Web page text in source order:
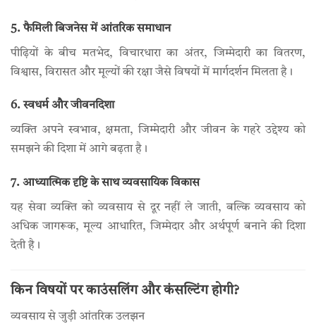
5. फैमिली बिजनेस में आंतरिक समाधान
पीढ़ियों के बीच मतभेद, विचारधारा का अंतर, जिम्मेदारी का वितरण,
विश्वास, विरासत और मूल्यों की रक्षा जैसे विषयों में मार्गदर्शन मिलता है।
6. स्वधर्म और जीवनदिशा
व्यक्ति अपने स्वभाव, क्षमता, जिम्मेदारी और जीवन के गहरे उद्देश्य को
समझने की दिशा में आगे बढ़ता है।
7. आध्यात्मिक दृष्टि के साथ व्यवसायिक विकास
यह सेवा व्यक्ति को व्यवसाय से दूर नहीं ले जाती, बल्कि व्यवसाय को
अधिक जागरूक, मूल्य आधारित, जिम्मेदार और अर्थपूर्ण बनाने की दिशा
देती है।
किन विषयों पर काउंसलिंग और कंसल्टिंग होगी?
व्यवसाय से जुड़ी आंतरिक उलझन